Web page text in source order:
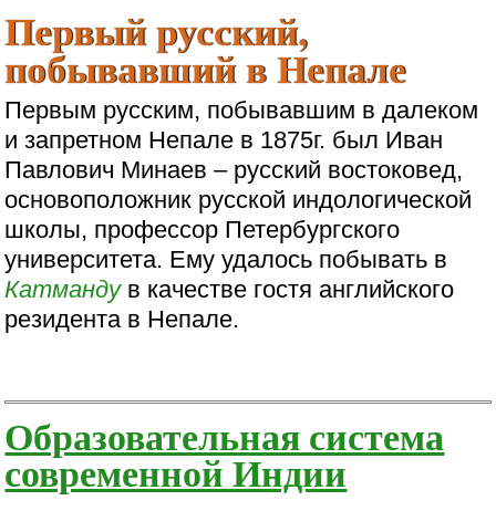
Первый русский,
побывавший в Непале
Первым русским, побывавшим в далеком
и запретном Непале в 1875г. был Иван
Павлович Минаев – русский востоковед,
основоположник русской индологической
школы, профессор Петербургского
университета. Ему удалось побывать в
Катмандув качестве гостя английского
резидента в Непале.
Образовательная система
современной Индии